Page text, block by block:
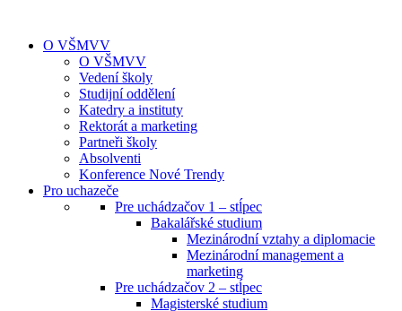
O VŠMVV
O VŠMVV
Vedení školy
Studijní oddělení
Katedry a instituty
Rektorát a marketing
Partneři školy
Absolventi
Konference Nové Trendy
Pro uchazeče
Pre uchádzačov 1 – stĺpec
Bakalářské studium
Mezinárodní vztahy a diplomacie
Mezinárodní management a
marketing
Pre uchádzačov 2 – stĺpec
Magisterské studium